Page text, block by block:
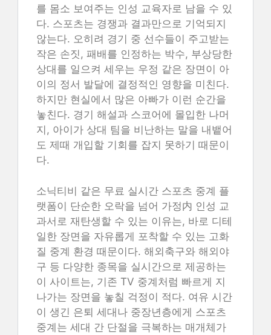
를 몸소 보여주는 인성 교육자로 남을 수 있
다. 스포츠는 경쟁과 결과만으로 기억되지
않는다. 오히려 경기 중 선수들이 주고받는
작은 손짓, 패배를 인정하는 박수, 부상당한
상대를 일으켜 세우는 우정 같은 장면이 아
이의 정서 발달에 결정적인 영향을 미친다.
하지만 현실에서 많은 아빠가 이런 순간을
놓친다. 경기 해설과 스코어에 몰입한 나머
지, 아이가 상대 팀을 비난하는 말을 내뱉어
도 제때 개입할 기회를 잡지 못하기 때문이
다.
소닉티비 같은 무료 실시간 스포츠 중계 플
랫폼이 단순한 오락을 넘어 가정内 인성 교
과서로 재탄생할 수 있는 이유는, 바로 디테
일한 장면을 자유롭게 포착할 수 있는 고화
질 중계 환경 때문이다. 해외축구와 해외야
구 등 다양한 종목을 실시간으로 제공하는
이 사이트는, 기존 TV 중계처럼 빠르게 지
나가는 장면을 놓칠 걱정이 적다. 여유 시간
이 생긴 은퇴 세대나 중장년층에게 스포츠
중계는 세대 간 단절을 극복하는 매개체가